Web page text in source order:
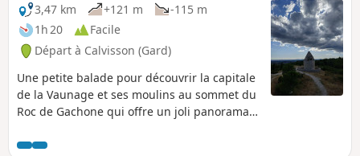
3,47 km
+121 m
-115 m
1h 20
Facile
Départ à Calvisson (Gard)
Une petite balade pour découvrir la capitale
de la Vaunage et ses moulins au sommet du
Roc de Gachone qui offre un joli panorama